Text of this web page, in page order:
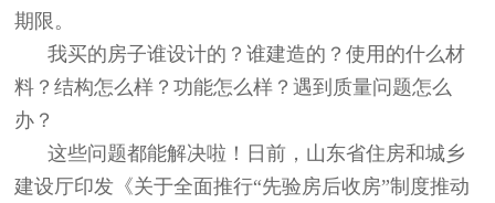
期限。
我买的房子谁设计的？谁建造的？使用的什么材
料？结构怎么样？功能怎么样？遇到质量问题怎么
办？
这些问题都能解决啦！日前，山东省住房和城乡
建设厅印发《关于全面推行“先验房后收房”制度推动